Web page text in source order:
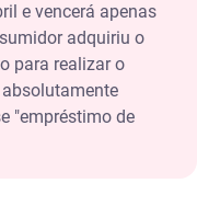
e vencerá apenas
adquiriu o
para realizar o
"empréstimo de